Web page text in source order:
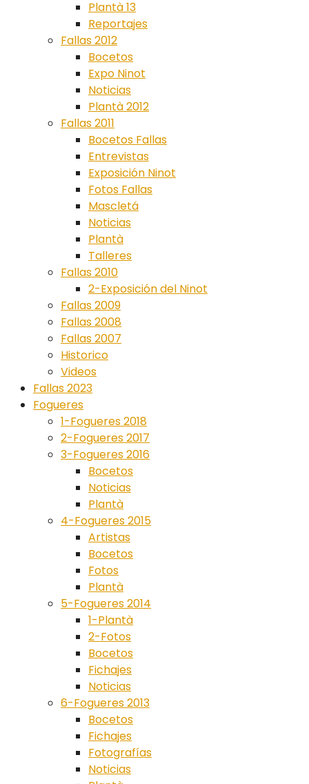
Plantà 13
Reportajes
Fallas 2012
Bocetos
Expo Ninot
Noticias
Plantà 2012
Fallas 2011
Bocetos Fallas
Entrevistas
Exposición Ninot
Fotos Fallas
Mascletá
Noticias
Plantà
Talleres
Fallas 2010
2-Exposición del Ninot
Fallas 2009
Fallas 2008
Fallas 2007
Historico
Videos
Fallas 2023
Fogueres
1-Fogueres 2018
2-Fogueres 2017
3-Fogueres 2016
Bocetos
Noticias
Plantà
4-Fogueres 2015
Artistas
Bocetos
Fotos
Plantà
5-Fogueres 2014
1-Plantà
2-Fotos
Bocetos
Fichajes
Noticias
6-Fogueres 2013
Bocetos
Fichajes
Fotografías
Noticias